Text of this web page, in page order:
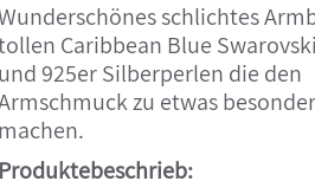
schlichtes
Caribbean Blue
und 925er Silberperlen die den
zu etwas
machen.
Produktebeschrieb: